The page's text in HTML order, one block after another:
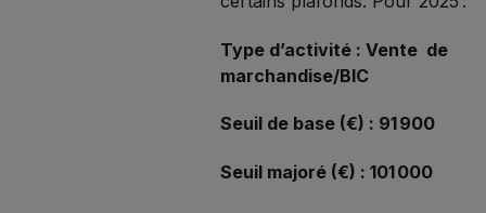
Type d’activité : Vente de
marchandise/BIC
Seuil de base (€) : 91 900
Seuil majoré (€) :101 000